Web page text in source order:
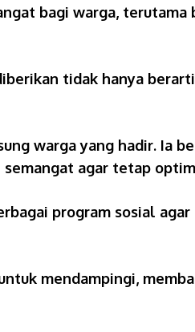
bagi warga, terutama
tidak hanya
warga yang hadir. Ia
agar tetap
program sosial
mendampingi,